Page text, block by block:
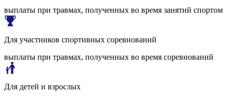
выплаты при травмах, полученных во время занятий спортом
Для участников спортивных соревнований
выплаты при травмах, полученных во время соревнований
Для детей и взрослых